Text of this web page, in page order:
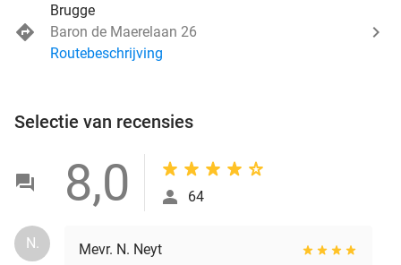
Brugge
Baron de Maerelaan 26
Routebeschrijving
Selectie van recensies
8,0 64
N.
Mevr. N. Neyt